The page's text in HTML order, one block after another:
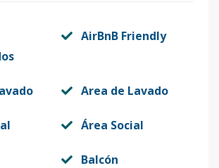
AirBnB Friendly
Area de Lavado
Área Social
Balcón